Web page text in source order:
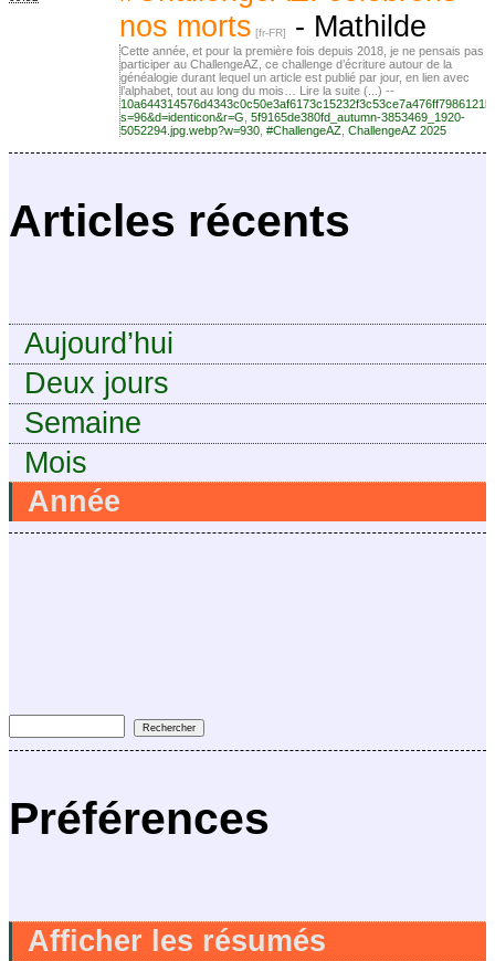
Articles récents
Aujourd’hui
Deux jours
Semaine
Mois
Année
Préférences
Afficher les résumés
nos morts
- Mathilde
Cette année, et pour la première fois depuis 2018, je ne pensais pas
participer au ChallengeAZ, ce challenge d’écriture autour de la
généalogie durant lequel un article est publié par jour, en lien avec
l’alphabet, tout au long du mois… Lire la suite (...) --
s=96&d=identicon&r=G 5f9165de380fd_autumn-3853469_1920-
5052294.jpg.webp?w=930 #ChallengeAZ ChallengeAZ 2025